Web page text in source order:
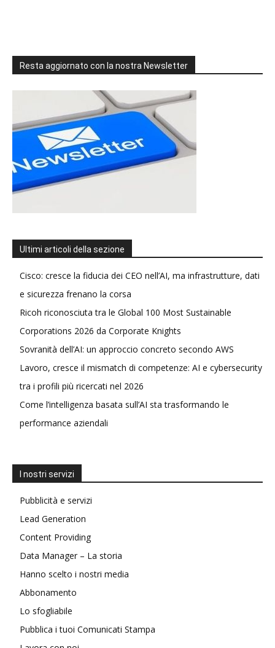
Resta aggiornato con la nostra Newsletter
Ultimi articoli della sezione
Cisco: cresce la fiducia dei CEO nell’AI, ma infrastrutture, dati
e sicurezza frenano la corsa
Ricoh riconosciuta tra le Global 100 Most Sustainable
Corporations 2026 da Corporate Knights
Sovranità dell’AI: un approccio concreto secondo AWS
Lavoro, cresce il mismatch di competenze: AI e cybersecurity
tra i profili più ricercati nel 2026
Come l’intelligenza basata sull’AI sta trasformando le
performance aziendali
I nostri servizi
Pubblicità e servizi
Lead Generation
Content Providing
Data Manager – La storia
Hanno scelto i nostri media
Abbonamento
Lo sfogliabile
Pubblica i tuoi Comunicati Stampa